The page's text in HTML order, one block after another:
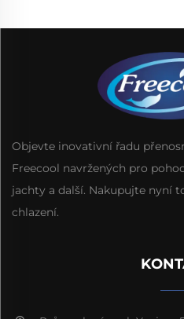
Objevte inovativní řadu
Freecool navržených pro
jachty a další. Nakupujte nyní
chlazení.